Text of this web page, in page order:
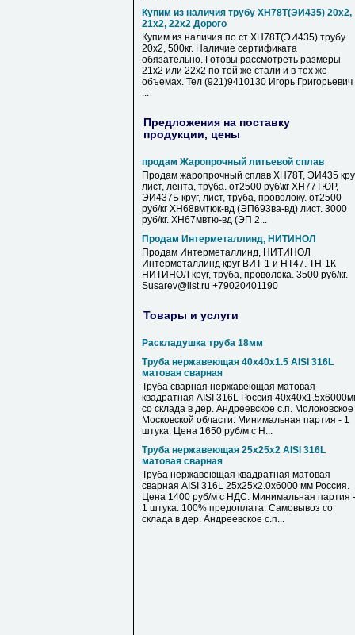
Купим из наличия трубу ХН78Т(ЭИ435) 20х2,
21х2, 22х2 Дорого
Купим из наличия по ст ХН78Т(ЭИ435) трубу
20х2, 500кг. Наличие сертификата
обязательно. Готовы рассмотреть размеры
21х2 или 22х2 по той же стали и в тех же
объемах. Тел (921)9410130 Игорь Григорьевич
...
Предложения на поставку
продукции, цены
продам Жаропрочный литьевой сплав
Продам жаропрочный сплав ХН78Т, ЭИ435
лист, лента, труба. от2500 руб\кг ХН77ТЮР,
ЭИ437Б круг, лист, труба, проволоку. от2500
руб/кг ХН68вмтюк-вд (ЭП693ва-вд) лист. 3000
руб/кг. ХН67мвтю-вд (ЭП 2...
Продам Интерметаллинд, НИТИНОЛ
Продам Интерметаллинд, НИТИНОЛ
Интерметаллинд круг ВИТ-1 и НТ47. ТН-1К
НИТИНОЛ круг, труба, проволока. 3500 руб/кг.
Susarev@list.ru +79020401190
Товары и услуги
Раскладушка труба 18мм
Труба нержавеющая 40х40х1.5 AISI 316L
матовая сварная
Труба сварная нержавеющая матовая
квадратная AISI 316L Россия
со склада в дер. Андреевское с.п. Молоковское
Московской области. Минимальная партия - 1
штука. Цена 1650 руб/м с Н...
Труба нержавеющая 25х25х2 AISI 316L
матовая сварная
Труба нержавеющая квадратная матовая
сварная AISI 316L 25х25х2.0х6000 мм Россия.
Цена 1400 руб/м с НДС. Минимальная партия -
1 штука. 100% предоплата. Самовывоз со
склада в дер. Андреевское с.п...